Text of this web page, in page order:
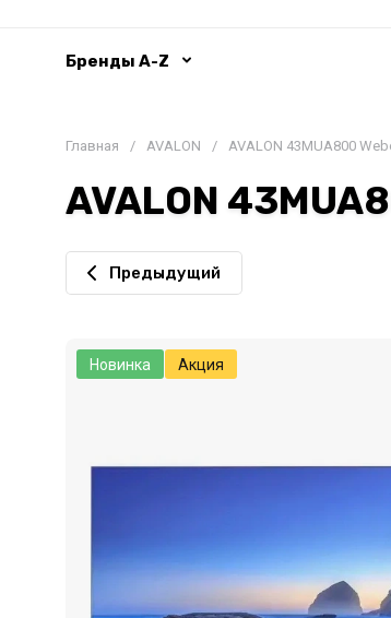
Бренды A-Z
Главная / AVALON / AVALON 43MUA800
AVALON
Предыдущий
Новинка Акция